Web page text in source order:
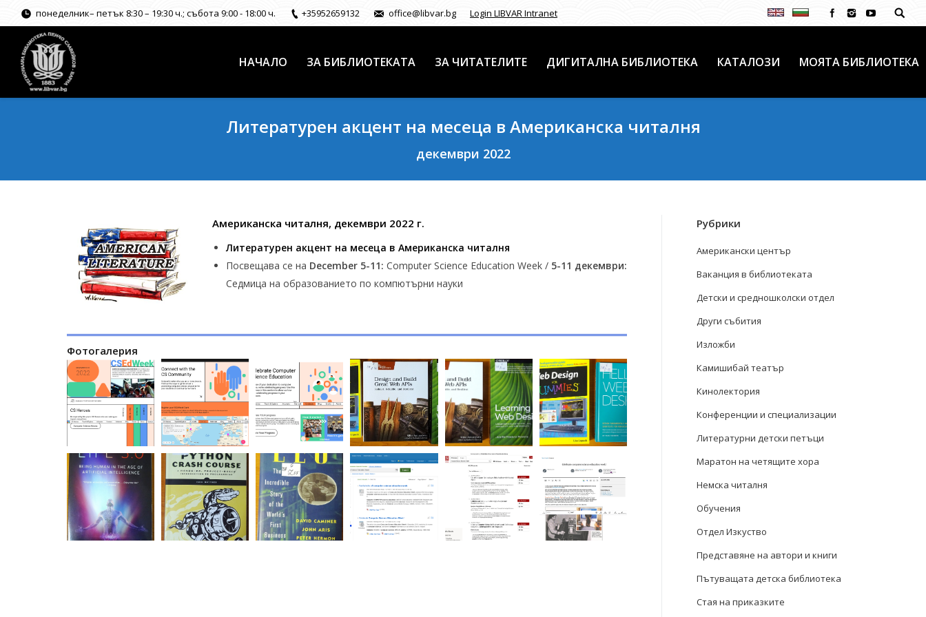
понеделник– петък 8:30 – 19:30 ч.; събота 9:00 - 18:00 ч. +35952659132 office@libvar.bg Login LIBVAR Intranet
НАЧАЛО ЗА БИБЛИОТЕКАТА ЗА ЧИТАТЕЛИТЕ ДИГИТАЛНА БИБЛИОТЕКА КАТАЛОЗИ МОЯТА БИБЛИОТЕКА
Литературен акцент на месеца в Американска читалня
декември 2022
Американска читалня, декември 2022 г.
Литературен акцент на месеца в Американска читалня
Посвещава се на December 5-11: Computer Science Education Week / 5-11 декември:
Седмица на образованието по компютърни науки
Фотогалерия
Рубрики
Американски център
Ваканция в библиотеката
Детски и средношколски отдел
Други събития
Изложби
Камишибай театър
Кинолектория
Конференции и специализации
Литературни детски петъци
Маратон на четящите хора
Немска читалня
Обучения
Отдел Изкуство
Представяне на автори и книги
Пътуващата детска библиотека
Стая на приказките